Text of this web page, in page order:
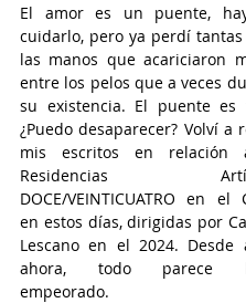
El amor es un puente,
cuidarlo, pero ya perdí tantas
las manos que acariciaron
entre los pelos que a veces
su existencia. El puente es
¿Puedo desaparecer? Volví a
mis escritos en relación
Residencias
DOCE/VEINTICUATRO en el
en estos días, dirigidas por
Lescano en el 2024. Desde
ahora, todo parece
empeorado.